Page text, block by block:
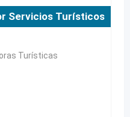
Servicios Turísticos
Turísticas